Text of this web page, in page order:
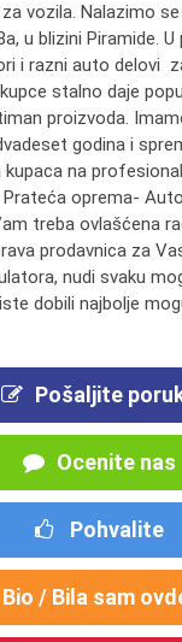
vozila. Nalazimo
u blizini Piramide.
i razni auto delovi
stalno daje
proizvoda.
godina i
na
oprema-
treba ovlašćena
prodavnica za
nudi svaku
dobili najbolje
Pošaljite
Ocenite nas
Pohvalite
Bio / Bila sam